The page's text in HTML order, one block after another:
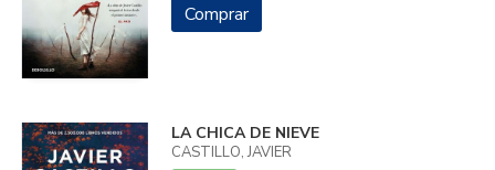
Comprar
LA CHICA DE NIEVE
CASTILLO, JAVIER